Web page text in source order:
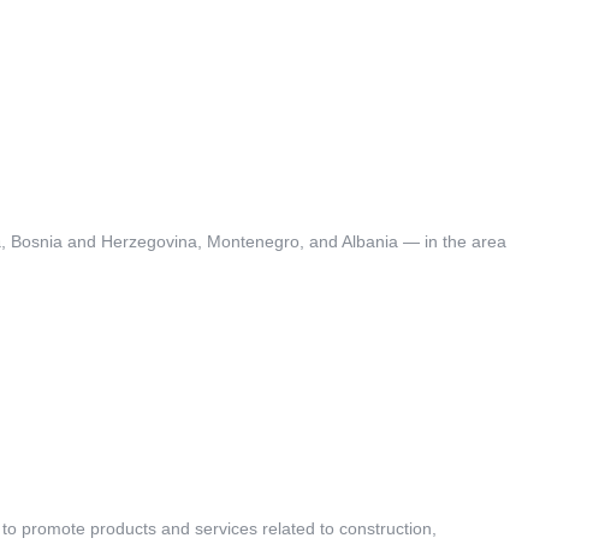
and Herzegovina, Montenegro, and Albania — in the area
promote products and services related to construction,